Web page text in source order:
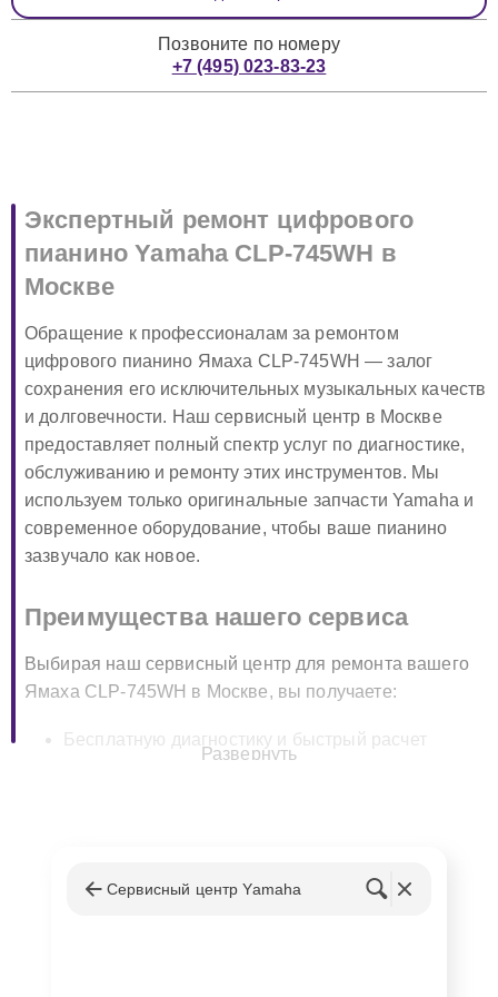
Позвоните по номеру
+7 (495) 023-83-23
Экспертный ремонт цифрового
пианино Yamaha CLP-745WH в
Москве
Обращение к профессионалам за ремонтом
цифрового пианино Ямаха CLP-745WH — залог
сохранения его исключительных музыкальных качеств
и долговечности. Наш сервисный центр в Москве
предоставляет полный спектр услуг по диагностике,
обслуживанию и ремонту этих инструментов. Мы
используем только оригинальные запчасти Yamaha и
современное оборудование, чтобы ваше пианино
зазвучало как новое.
Преимущества нашего сервиса
Выбирая наш сервисный центр для ремонта вашего
Ямаха CLP-745WH в Москве, вы получаете:
Бесплатную диагностику и быстрый расчет
замененные детали;
Развернуть
Сервисный центр Yamaha